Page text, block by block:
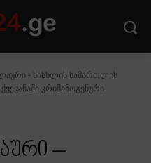
- სისხლის სამართლის
კრიმინოგენური
–